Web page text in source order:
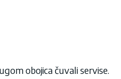
obojica čuvali servise.